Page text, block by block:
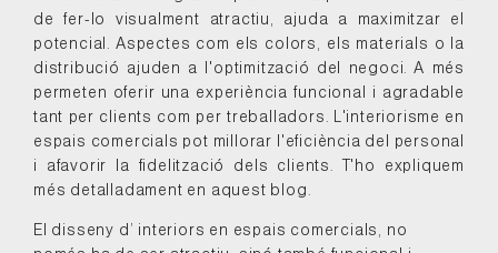
de fer-lo visualment atractiu, ajuda a maximitzar el
potencial. Aspectes com els colors, els materials o la
distribució ajuden a l'optimització del negoci. A més
permeten oferir una experiència funcional i agradable
tant per clients com per treballadors. L'interiorisme en
espais comercials pot millorar l'eficiència del personal
i afavorir la fidelització dels clients. T'ho expliquem
més detalladament en aquest blog.
El disseny d’ interiors en espais comercials, no